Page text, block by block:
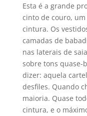
Esta é a grande
cinto de couro,
cintura. Os
camadas de
nas laterais de
sobre tons quase-
dizer: aquela
desfiles. Quando
maioria. Quase
cintura, e o